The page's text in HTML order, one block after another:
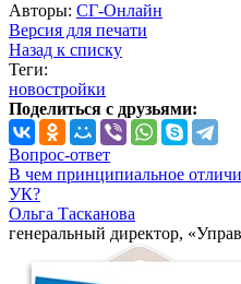
Авторы: СГ-Онлайн
Версия для печати
Назад к списку
Теги:
новостройки
Поделиться с друзьями:
Вопрос-ответ
В чем принципиальное
УК?
Ольга Тасканова
генеральный директор,